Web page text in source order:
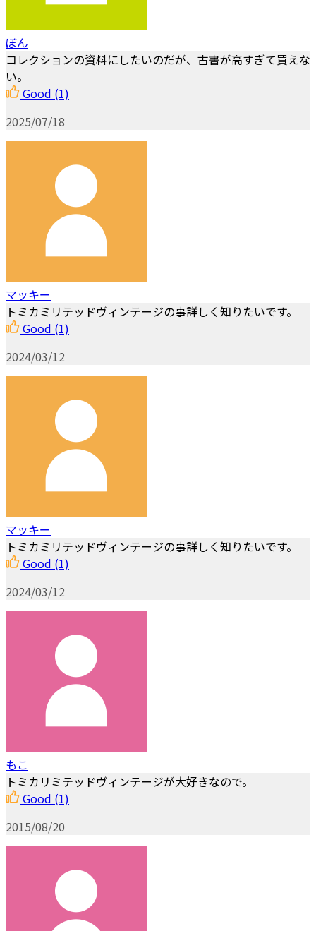
ぼん
コレクションの資料にしたいのだが、古書が高すぎて買えな
い。
Good (1)
2025/07/18
マッキー
トミカミリテッドヴィンテージの事詳しく知りたいです。
Good (1)
2024/03/12
マッキー
トミカミリテッドヴィンテージの事詳しく知りたいです。
Good (1)
2024/03/12
もこ
トミカリミテッドヴィンテージが大好きなので。
Good (1)
2015/08/20